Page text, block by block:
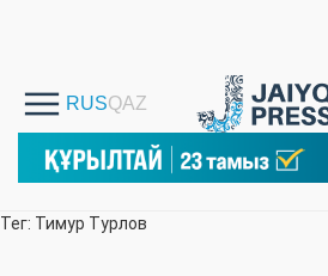
Тег: Тимур Турлов